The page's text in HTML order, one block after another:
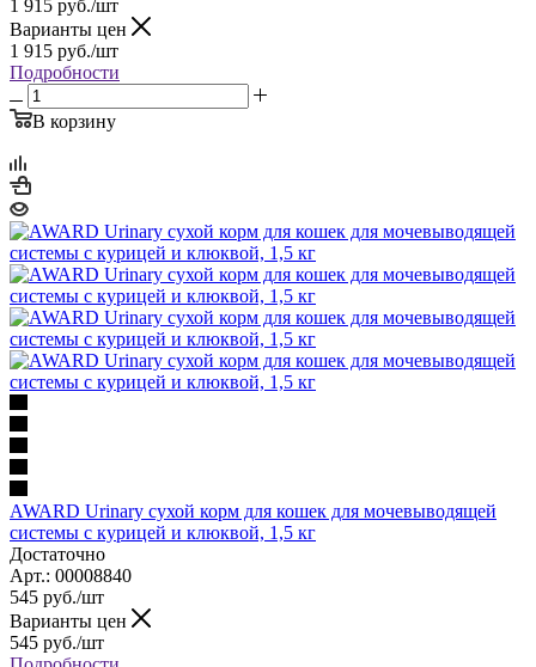
1 915 руб./шт
Варианты цен
1 915 руб./шт
Подробности
В корзину
AWARD Urinary сухой корм для кошек для мочевыводящей
системы с курицей и клюквой, 1,5 кг
Достаточно
Арт.: 00008840
545 руб./шт
Варианты цен
545 руб./шт